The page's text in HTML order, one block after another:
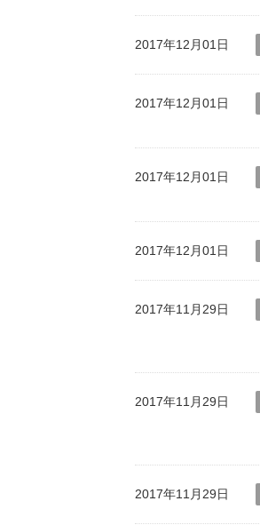
2017年12月01日
2017年12月01日
2017年12月01日
2017年12月01日
2017年11月29日
2017年11月29日
2017年11月29日